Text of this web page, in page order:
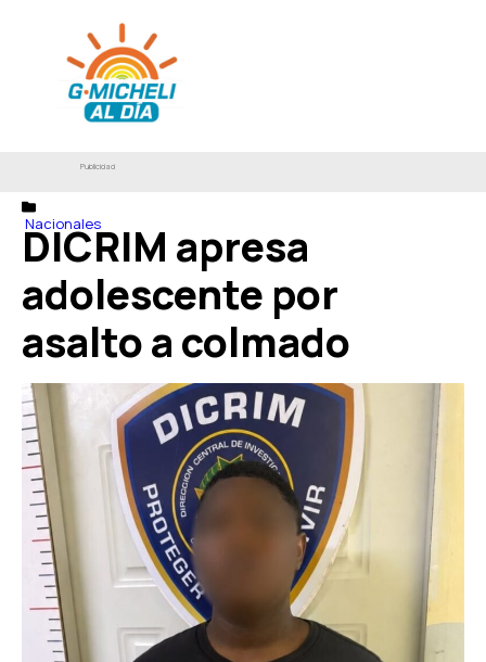
Publicidad
Nacionales
DICRIM apresa
adolescente por
asalto a colmado